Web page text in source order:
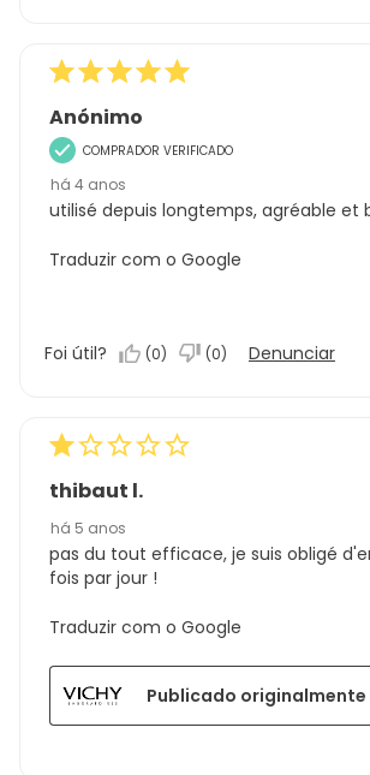
Anónimo
COMPRADOR VERIFICADO
há 4 anos
utilisé depuis longtemps, agréable et
Traduzir com o Google
Foi útil? (0) (0) Denunciar
thibaut l.
há 5 anos
pas du tout efficace, je suis obligé
fois par jour !
Traduzir com o Google
Publicado